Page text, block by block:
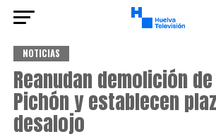
NOTICIAS
Reanudan demolición
Pichón y establecen
desalojo